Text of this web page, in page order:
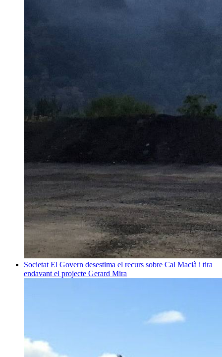
Societat El Govern desestima el recurs sobre Cal Macià i tira
endavant el projecte Gerard Mira